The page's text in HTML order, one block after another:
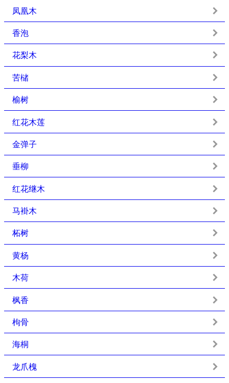
凤凰木
香泡
花梨木
苦槠
榆树
红花木莲
金弹子
垂柳
红花继木
马褂木
柘树
黄杨
木荷
枫香
枸骨
海桐
龙爪槐